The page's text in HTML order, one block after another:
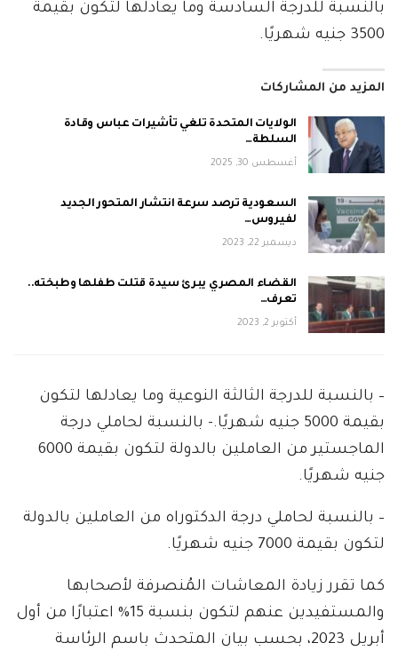
بالنسبة للدرجة السادسة وما يعادلها لتكون بقيمة
3500 جنيه شهريًا.
المزيد من المشاركات
الولايات المتحدة تلغي تأشيرات عباس وقادة
السلطة…
أغسطس 30, 2025
السعودية ترصد سرعة انتشار المتحور الجديد
لفيروس…
ديسمبر 22, 2023
القضاء المصري يبرئ سيدة قتلت طفلها وطبخته..
تعرف…
أكتوبر 2, 2023
– بالنسبة للدرجة الثالثة النوعية وما يعادلها لتكون
بقيمة 5000 جنيه شهريًا.- بالنسبة لحاملي درجة
الماجستير من العاملين بالدولة لتكون بقيمة 6000
جنيه شهريًا.
– بالنسبة لحاملي درجة الدكتوراه من العاملين بالدولة
لتكون بقيمة 7000 جنيه شهريًا.
كما تقرر زيادة المعاشات المُنصرفة لأصحابها
والمستفيدين عنهم لتكون بنسبة 15% اعتبارًا من أول
أبريل 2023، بحسب بيان المتحدث باسم الرئاسة